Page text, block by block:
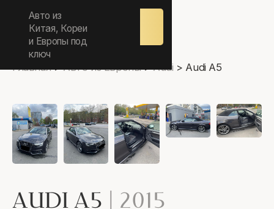
Авто из
Китая, Кореи
и Европы под
ключ
Оставить
заявку
Главная>Авто из Европы>Audi > Audi A5
AUDI A5 | 2015